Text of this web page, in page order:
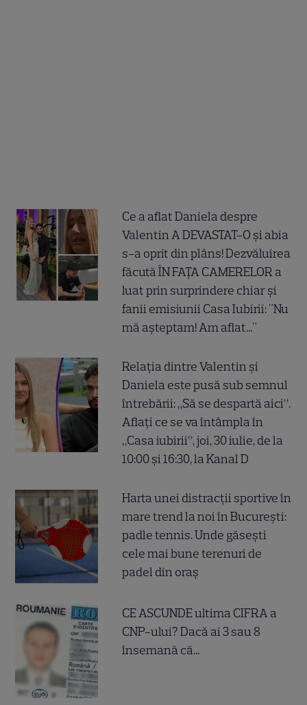
Ce a aflat Daniela despre
Valentin A DEVASTAT-O și abia
s-a oprit din plâns! Dezvăluirea
făcută ÎN FAȚA CAMERELOR a
luat prin surprindere chiar și
fanii emisiunii Casa Iubirii: "Nu
mă așteptam! Am aflat..."
Relația dintre Valentin și
Daniela este pusă sub semnul
întrebării: „Să se despartă aici”.
Aflați ce se va întâmpla în
„Casa iubirii”, joi, 30 iulie, de la
10:00 și 16:30, la Kanal D
Harta unei distracții sportive în
mare trend la noi în București:
padle tennis. Unde găsești
cele mai bune terenuri de
padel din oraș
CE ASCUNDE ultima CIFRA a
CNP-ului? Dacă ai 3 sau 8
însemană că...